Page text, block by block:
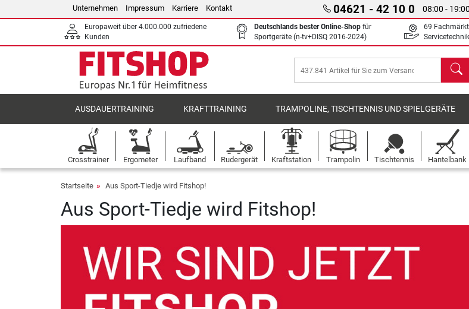
Unternehmen Impressum Karriere Kontakt 04621 - 42 10 0 08:00 -
Europaweit über 4.000.000 zufriedene
Kunden
Deutschlands bester Online-Shop für
Sportgeräte (n-tv+DISQ 2016-2024)
69
Suchen
AUSDAUERTRAINING KRAFTTRAINING TRAMPOLINE, TISCHTENNIS UND SPIELGERÄTE
Crosstrainer Ergometer Laufband Rudergerät Kraftstation Trampolin Tischtennis Hantelbank
Startseite Aus Sport-Tiedje wird Fitshop!
Aus Sport-Tiedje wird Fitshop!